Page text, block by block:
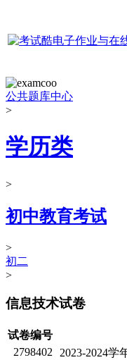
公共题库中心
>
学历类
>
初中教育考试
>
初二
>
信息技术试卷
试卷编号
2798402
2023-2024学